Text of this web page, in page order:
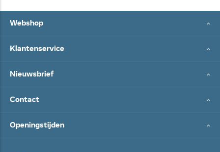
Webshop
Klantenservice
Nieuwsbrief
Contact
Openingstijden